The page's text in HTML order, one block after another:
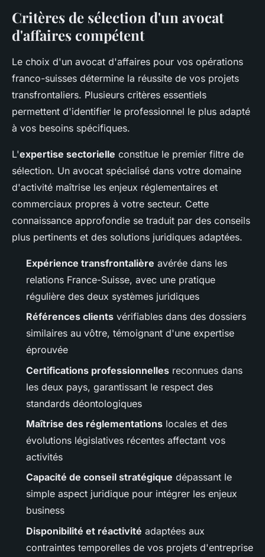
Critères de sélection d'un avocat
d'affaires compétent
Le choix d'un avocat d'affaires pour vos opérations
franco-suisses détermine la réussite de vos projets
transfrontaliers. Plusieurs critères essentiels
permettent d'identifier le professionnel le plus adapté
à vos besoins spécifiques.
L'expertise sectorielle constitue le premier filtre de
sélection. Un avocat spécialisé dans votre domaine
d'activité maîtrise les enjeux réglementaires et
commerciaux propres à votre secteur. Cette
connaissance approfondie se traduit par des conseils
plus pertinents et des solutions juridiques adaptées.
Expérience transfrontalière avérée dans les
relations France-Suisse, avec une pratique
régulière des deux systèmes juridiques
Références clients vérifiables dans des dossiers
similaires au vôtre, témoignant d'une expertise
éprouvée
Certifications professionnelles reconnues dans
les deux pays, garantissant le respect des
standards déontologiques
Maîtrise des réglementations locales et des
évolutions législatives récentes affectant vos
activités
Capacité de conseil stratégique dépassant le
simple aspect juridique pour intégrer les enjeux
business
Disponibilité et réactivité adaptées aux
contraintes temporelles de vos projets d'entreprise